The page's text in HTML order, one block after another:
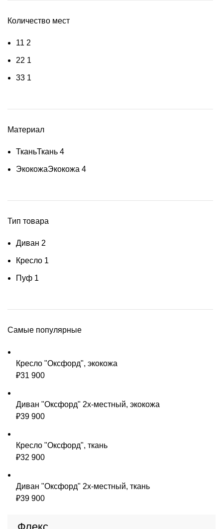
Количество мест
11 2
22 1
33 1
Материал
ТканьТкань 4
ЭкокожаЭкокожа 4
Тип товара
Диван 2
Кресло 1
Пуф 1
Самые популярные
Кресло "Оксфорд", экокожа
₽31 900
Диван "Оксфорд" 2х-местный, экокожа
₽39 900
Кресло "Оксфорд", ткань
₽32 900
Диван "Оксфорд" 2х-местный, ткань
₽39 900